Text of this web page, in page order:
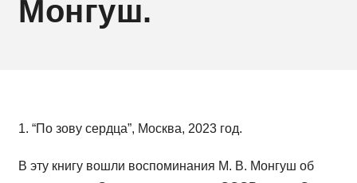
Монгуш.
1. “По зову сердца”, Москва, 2023 год.
В эту книгу вошли воспоминания М. В. Монгуш об